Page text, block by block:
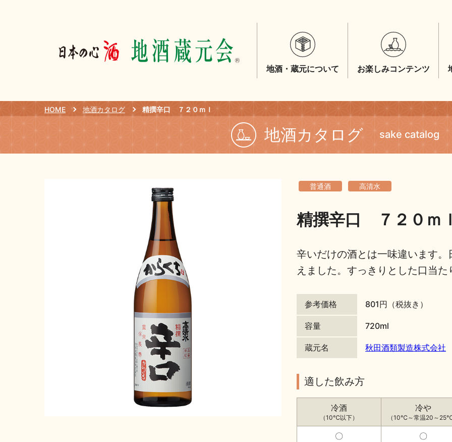
地酒・蔵元について お楽しみコンテンツ
HOME 地酒カタログ 精撰辛口 ７２０ｍｌ
地酒カタログ sake catalog
普通酒 高清水
精撰辛口 ７２０ｍ
辛いだけの酒とは一味違います
えました。すっきりとした口当
参考価格 801円（税抜き）
容量 720ml
蔵元名 秋田酒類製造株式会社
適した飲み方
冷酒
（10℃以下）
冷や
（10℃～常温20～
〇 〇